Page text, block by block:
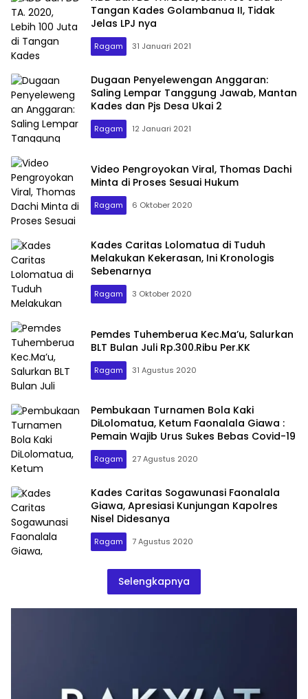
Tangan Kades Golambanua II, Tidak
Jelas LPJ nya
Ragam 31 Januari 2021
Dugaan Penyelewengan Anggaran:
Saling Lempar Tanggung Jawab, Mantan
Kades dan Pjs Desa Ukai 2
Ragam 12 Januari 2021
Video Pengroyokan Viral, Thomas Dachi
Minta di Proses Sesuai Hukum
Ragam 6 Oktober 2020
Kades Caritas Lolomatua di Tuduh
Melakukan Kekerasan, Ini Kronologis
Sebenarnya
Ragam 3 Oktober 2020
Pemdes Tuhemberua Kec.Ma’u, Salurkan
BLT Bulan Juli Rp.300.Ribu Per.KK
Ragam 31 Agustus 2020
Pembukaan Turnamen Bola Kaki
DiLolomatua, Ketum Faonalala Giawa :
Pemain Wajib Urus Sukes Bebas Covid-19
Ragam 27 Agustus 2020
Kades Caritas Sogawunasi Faonalala
Giawa, Apresiasi Kunjungan Kapolres
Nisel Didesanya
Ragam 7 Agustus 2020
Selengkapnya